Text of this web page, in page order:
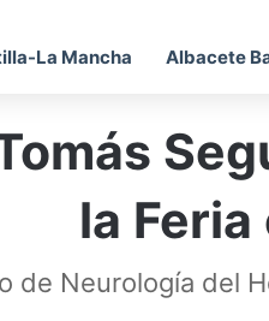
La Mancha Albacete
la
de Neurología del